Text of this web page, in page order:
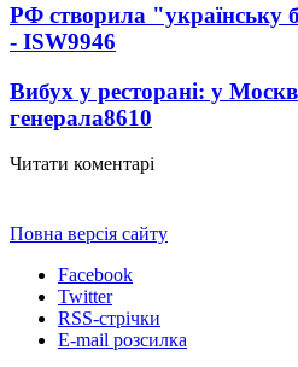
РФ створила "українську
- ISW9946
Вибух у ресторані: у
генерала8610
Читати коментарі
Повна версія сайту
Facebook
Twitter
RSS-стрічки
E-mail розсилка